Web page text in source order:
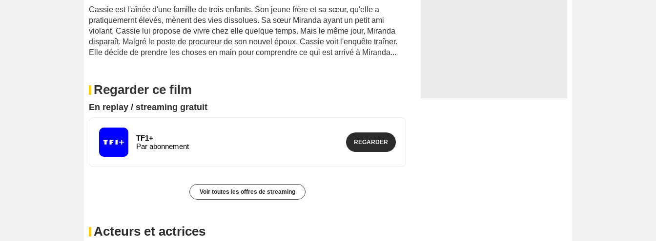
Cassie est l'aînée d'une famille de trois enfants. Son jeune frère et sa sœur, qu'elle a
pratiquemernt élevés, mènent des vies dissolues. Sa sœur Miranda ayant un petit ami
violant, Cassie lui propose de vivre chez elle quelque temps. Mais le même jour, Miranda
disparaît. Malgré le poste de procureur de son nouvel époux, Cassie voit l'enquête traîner.
Elle décide de prendre les choses en main pour comprendre ce qui est arrivé à Miranda...
Regarder ce film
En replay / streaming gratuit
TF1+
Par abonnement
REGARDER
Voir toutes les offres de streaming
Acteurs et actrices